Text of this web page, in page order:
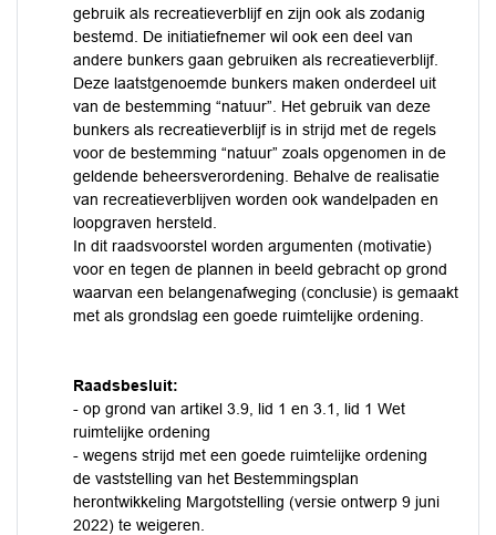
gebruik als recreatieverblijf en zijn ook als zodanig
bestemd. De initiatiefnemer wil ook een deel van
andere bunkers gaan gebruiken als recreatieverblijf.
Deze laatstgenoemde bunkers maken onderdeel uit
van de bestemming “natuur”. Het gebruik van deze
bunkers als recreatieverblijf is in strijd met de regels
voor de bestemming “natuur” zoals opgenomen in de
geldende beheersverordening. Behalve de realisatie
van recreatieverblijven worden ook wandelpaden en
loopgraven hersteld.
In dit raadsvoorstel worden argumenten (motivatie)
voor en tegen de plannen in beeld gebracht op grond
waarvan een belangenafweging (conclusie) is gemaakt
met als grondslag een goede ruimtelijke ordening.
Raadsbesluit:
- op grond van artikel 3.9, lid 1 en 3.1, lid 1 Wet
ruimtelijke ordening
- wegens strijd met een goede ruimtelijke ordening
de vaststelling van het Bestemmingsplan
herontwikkeling Margotstelling (versie ontwerp 9 juni
2022) te weigeren.